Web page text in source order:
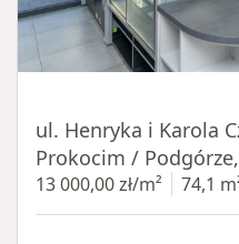
ul. Henryka i Karola
Prokocim /
13 000,00 zł/m² 74,1